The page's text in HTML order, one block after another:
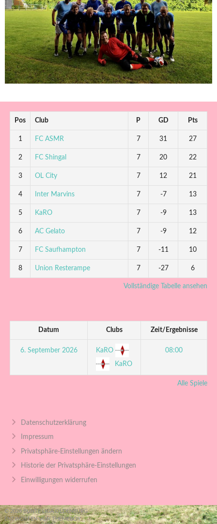
Pos Club P GD Pts
1 FC ASMR 7 31 27
2 FC Shingal 7 20 22
3 OL City 7 12 21
4 Inter Marvins 7 -7 13
5 KaRO 7 -9 13
6 AC Gelato 7 -9 12
7 FC Saufhampton 7 -11 10
8 Union Resterampe 7 -27 6
Vollständige Tabelle ansehen
Datum Clubs Zeit/Ergebnisse
6. September 2026
KaRO
KaRO
08:00
Alle Spiele
Datenschutzerklärung
Impressum
Privatsphäre-Einstellungen ändern
Historie der Privatsphäre-Einstellungen
Einwilligungen widerrufen
© 2026 BUNTE LIGA OLDENBURG
ENTWORFEN VON THEMEBOY